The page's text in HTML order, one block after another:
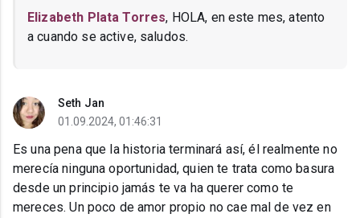
Elizabeth Plata Torres, HOLA, en este mes, atento
a cuando se active, saludos.
Seth Jan
01.09.2024, 01:46:31
Es una pena que la historia terminará así, él realmente no
merecía ninguna oportunidad, quien te trata como basura
desde un principio jamás te va ha querer como te
mereces. Un poco de amor propio no cae mal de vez en